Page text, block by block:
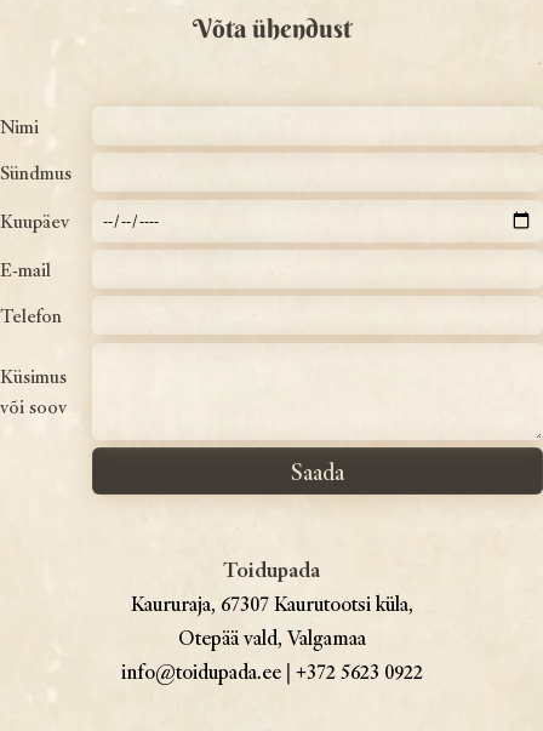
Võta ühendust
Nimi
Sündmus
Kuupäev
E-mail
Telefon
Küsimus
või soov
Toidupada
Kaururaja, 67307 Kaurutootsi küla,
Otepää vald, Valgamaa
info@toidupada.ee| +372 5623 0922